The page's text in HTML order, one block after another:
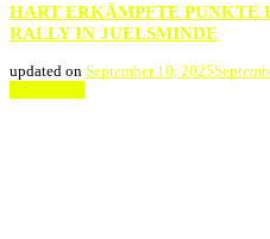
HART ERKÄMPFTE PUNKTE
RALLY IN JUELSMINDE
updated on September 10, 2025